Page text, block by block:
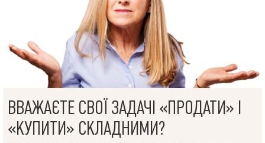
ВВАЖАЄТЕ СВОЇ ЗАДАЧІ «ПРОДАТИ» І
«КУПИТИ» СКЛАДНИМИ?